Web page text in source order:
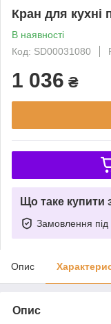
Кран для кухні
В наявності
Код: SD00031080
1 036 ₴
Що таке купити
Замовлення під
Опис
Опис